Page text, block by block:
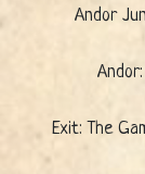
Andor
Exit: The